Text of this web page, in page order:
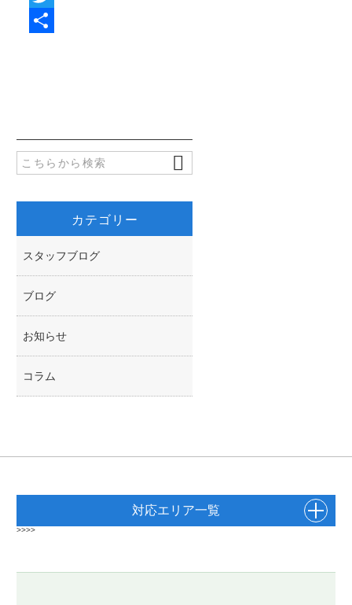
カテゴリー
スタッフブログ
ブログ
お知らせ
コラム
対応エリア一覧
>>>>